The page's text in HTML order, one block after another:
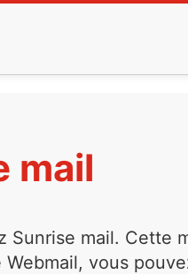
mail
Sunrise mail. Cette
Webmail, vous